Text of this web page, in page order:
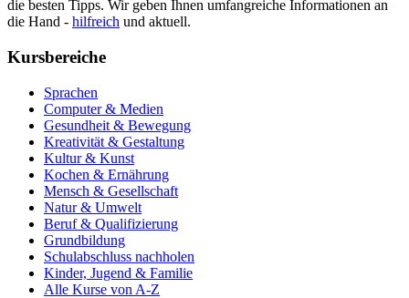
die besten Tipps. Wir geben Ihnen umfangreiche Informationen an
die Hand - hilfreich und aktuell.
Kursbereiche
Sprachen
Computer & Medien
Gesundheit & Bewegung
Kreativität & Gestaltung
Kultur & Kunst
Kochen & Ernährung
Mensch & Gesellschaft
Natur & Umwelt
Beruf & Qualifizierung
Grundbildung
Schulabschluss nachholen
Kinder, Jugend & Familie
Alle Kurse von A-Z